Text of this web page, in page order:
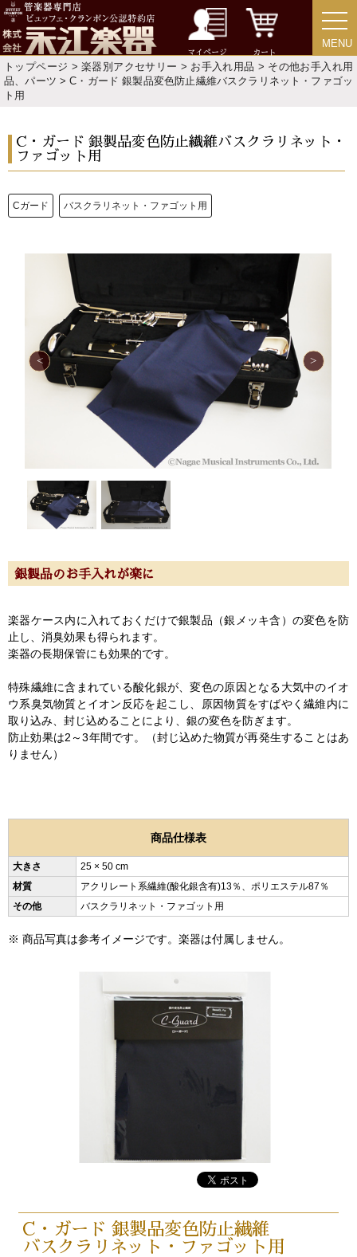
マイページ カート
MENU
MENU
トップページ >楽器別アクセサリー > お手入れ用品 > その他お手入れ用
品、パーツ > C・ガード 銀製品変色防止繊維バスクラリネット・ファゴッ
ト用
C・ガード 銀製品変色防止繊維バスクラリネット・
ファゴット用
Cガード バスクラリネット・ファゴット用
銀製品のお手入れが楽に
楽器ケース内に入れておくだけで銀製品（銀メッキ含）の変色を防
止し、消臭効果も得られます。
楽器の長期保管にも効果的です。
特殊繊維に含まれている酸化銀が、変色の原因となる大気中のイオ
ウ系臭気物質とイオン反応を起こし、原因物質をすばやく繊維内に
取り込み、封じ込めることにより、銀の変色を防ぎます。
防止効果は2～3年間です。（封じ込めた物質が再発生することはあ
りません）
商品仕様表
大きさ
25 × 50 cm
材質
アクリレート系繊維(酸化銀含有)13％、ポリエステル87％
その他
バスクラリネット・ファゴット用
※ 商品写真は参考イメージです。楽器は付属しません。
C・ガード 銀製品変色防止繊維
バスクラリネット・ファゴット用
新規会員登録
ご利用ガイド サポート・保証
特定商取引法 プライバシー・ポリシー